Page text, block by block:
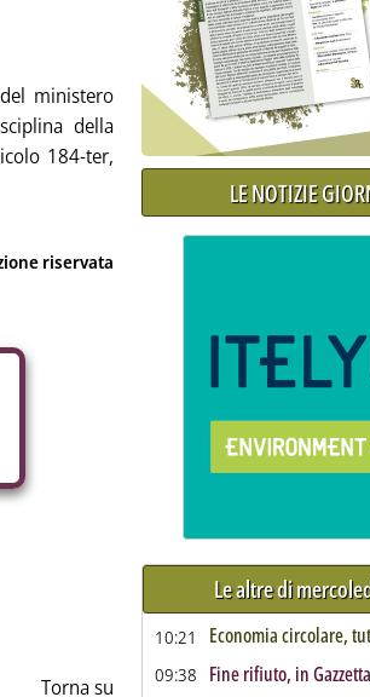
ministero
della
184-ter,
Torna su
LE NOTIZIE
Le altre di
10:21 Economia circolare,
09:38 Fine rifiuto, in